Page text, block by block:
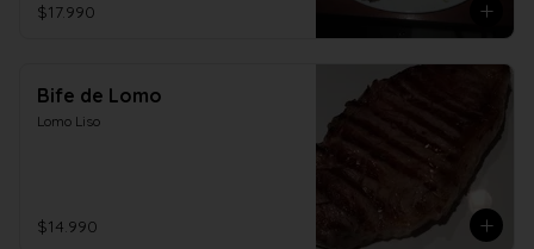
$17.990
Bife de Lomo
Lomo Liso
$14.990